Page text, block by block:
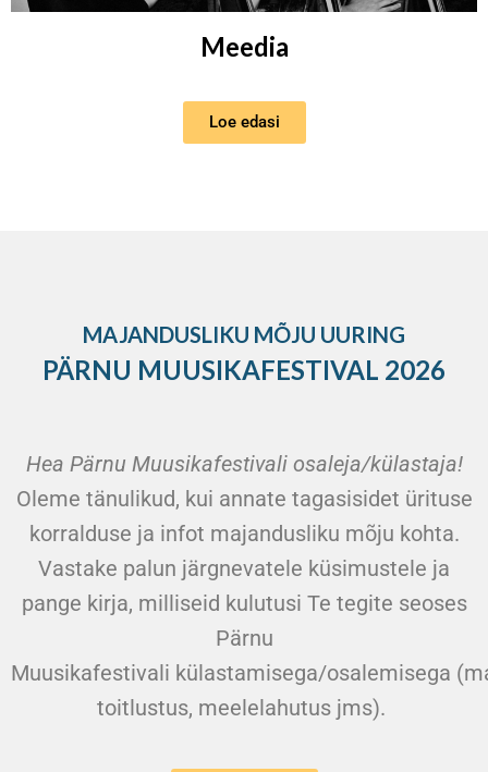
Meedia
Loe edasi
MAJANDUSLIKU MÕJU UURING
PÄRNU MUUSIKAFESTIVAL 2026
Hea Pärnu Muusikafestivali osaleja/külastaja!
Oleme tänulikud, kui annate tagasisidet ürituse
korralduse ja infot majandusliku mõju kohta.
Vastake palun järgnevatele küsimustele ja
pange kirja, milliseid kulutusi Te tegite seoses
Pärnu
Muusikafestivali külastamisega/osalemisega
toitlustus, meelelahutus jms).